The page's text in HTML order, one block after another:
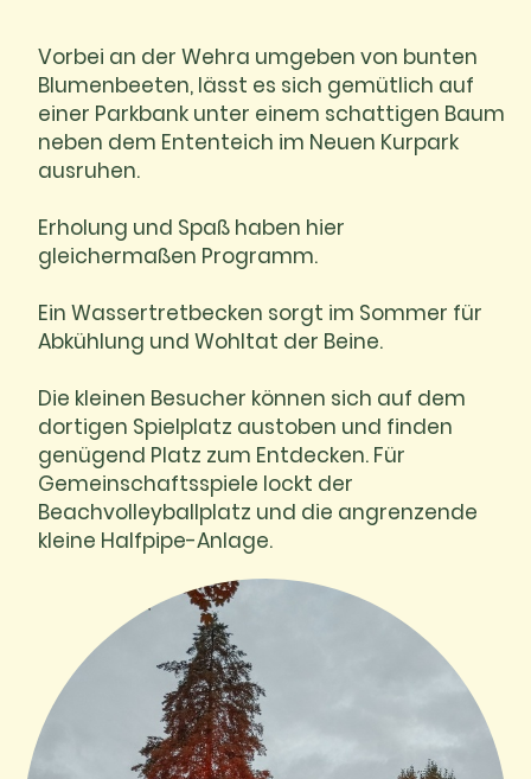
Vorbei an der Wehra umgeben von bunten
Blumenbeeten, lässt es sich gemütlich auf
einer Parkbank unter einem schattigen Baum
neben dem Ententeich im Neuen Kurpark
ausruhen.
Erholung und Spaß haben hier
gleichermaßen Programm.
Ein Wassertretbecken sorgt im Sommer für
Abkühlung und Wohltat der Beine.
Die kleinen Besucher können sich auf dem
dortigen Spielplatz austoben und finden
genügend Platz zum Entdecken. Für
Gemeinschaftsspiele lockt der
Beachvolleyballplatz und die angrenzende
kleine Halfpipe-Anlage.